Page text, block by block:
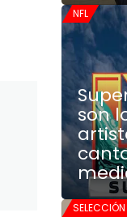
NFL
son